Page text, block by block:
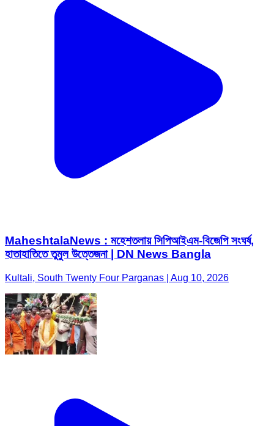
MaheshtalaNews : মহেশতলায় সিপিআইএম-বিজেপি সংঘর্ষ,
হাতাহাতিতে তুমুল উত্তেজনা | DN News Bangla
Kultali, South Twenty Four Parganas | Aug 10, 2026